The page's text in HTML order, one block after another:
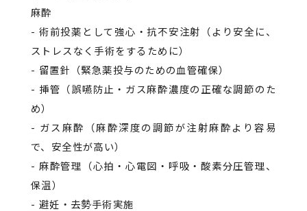
麻酔
- 術前投薬として強心・抗不安注射（より安全に、
ストレスなく手術をするために）
- 留置針（緊急薬投与のための血管確保）
- 挿管（誤嚥防止・ガス麻酔濃度の正確な調節のた
め）
- ガス麻酔（麻酔深度の調節が注射麻酔より容易
で、安全性が高い）
- 麻酔管理（心拍・心電図・呼吸・酸素分圧管理、
保温）
- 避妊・去勢手術実施